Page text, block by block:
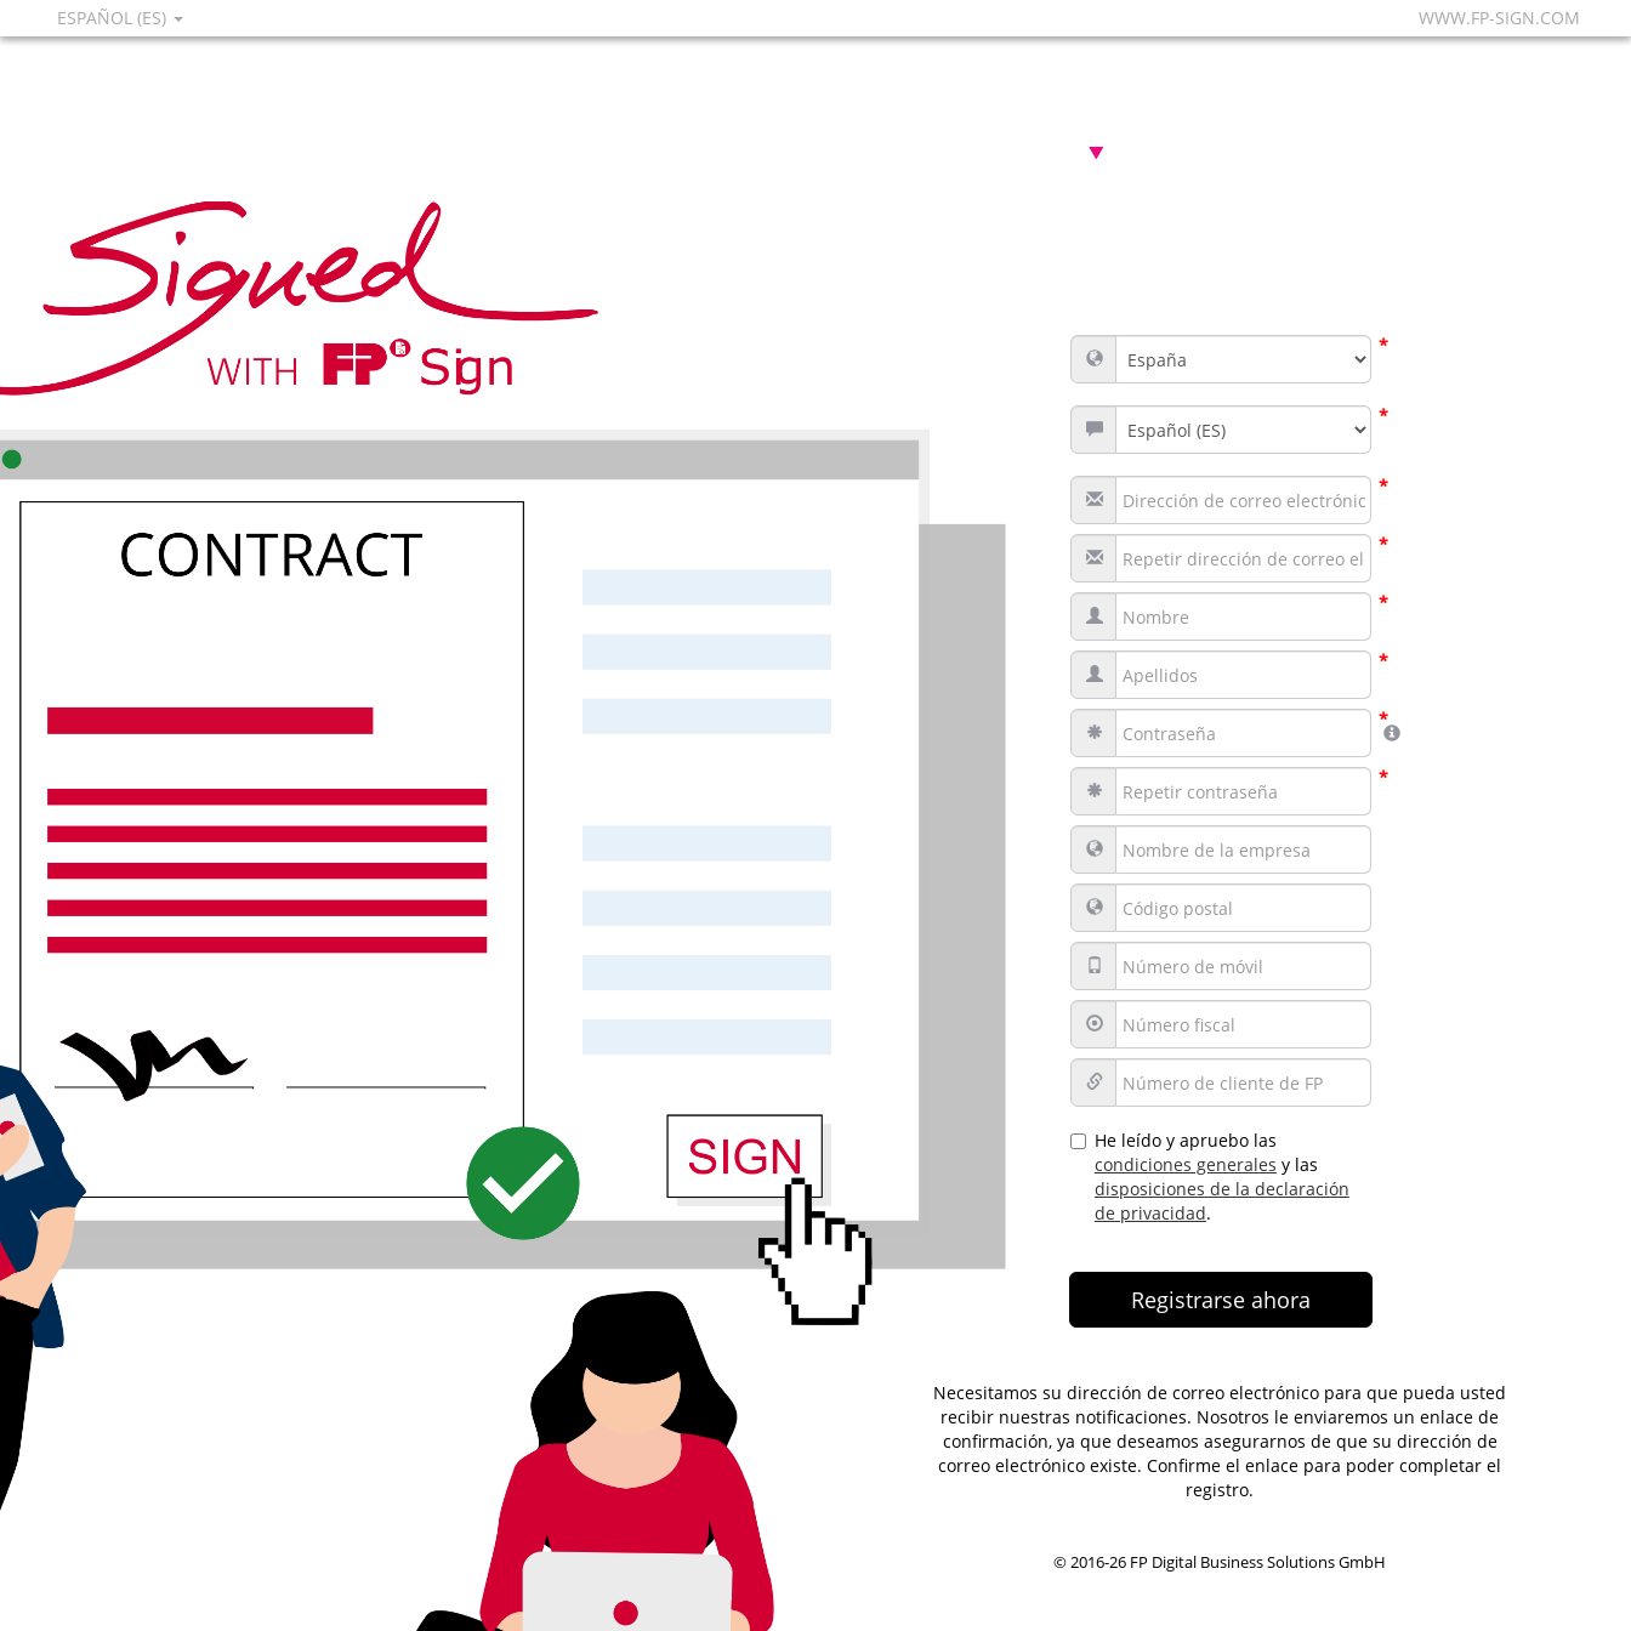
ESPAÑOL (ES) WWW.FP-SIGN.COM
*
*
*
*
*
*
*
*
He leído y apruebo las
condiciones generales y las
disposiciones de la declaración
de privacidad.
Necesitamos su dirección de correo electrónico para que pueda usted
recibir nuestras notificaciones. Nosotros le enviaremos un enlace de
confirmación, ya que deseamos asegurarnos de que su dirección de
correo electrónico existe. Confirme el enlace para poder completar el
registro.
© 2016-26 FP Digital Business Solutions GmbH